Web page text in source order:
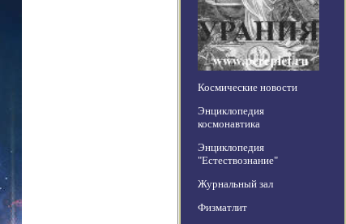
Космические новости
Энциклопедия
космонавтика
Энциклопедия
"Естествознание"
Журнальный зал
Физматлит